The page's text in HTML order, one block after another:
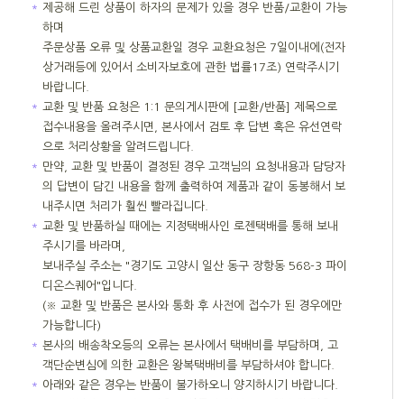
＊ 제공해 드린 상품이 하자의 문제가 있을 경우 반품/교환이 가능
하며
주문상품 오류 및 상품교환일 경우 교환요청은 7일이내에(전자
상거래등에 있어서 소비자보호에 관한 법률17조) 연락주시기
바랍니다.
＊
교환 및 반품 요청은 1:1 문의게시판에 [교환/반품] 제목으로
접수내용을 올려주시면, 본사에서 검토 후 답변 혹은 유선연락
으로 처리상황을 알려드립니다.
＊ 만약, 교환 및 반품이 결정된 경우 고객님의 요청내용과 담당자
의 답변이 담긴 내용을 함께 출력하여 제품과 같이 동봉해서 보
내주시면 처리가 훨씬 빨라집니다.
＊
교환 및 반품하실 때에는 지정택배사인 로젠택배를 통해 보내
주시기를 바라며,
보내주실 주소는 "경기도 고양시 일산 동구 장항동 568-3 파이
디온스퀘어"입니다.
(※ 교환 및 반품은 본사와 통화 후 사전에 접수가 된 경우에만
가능합니다)
＊ 본사의 배송착오등의 오류는 본사에서 택배비를 부담하며, 고
객단순변심에 의한 교환은 왕복택배비를 부담하셔야 합니다.
＊ 아래와 같은 경우는 반품이 불가하오니 양지하시기 바랍니다.